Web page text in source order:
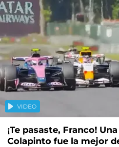
VIDEO
¡Te pasaste, Franco!
Colapinto fue la mejor